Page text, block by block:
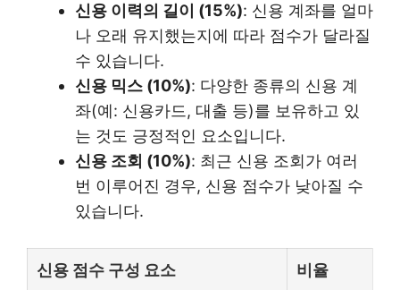
신용 이력의 길이 (15%): 신용 계좌를 얼마
나 오래 유지했는지에 따라 점수가 달라질
수 있습니다.
신용 믹스 (10%): 다양한 종류의 신용 계
좌(예: 신용카드, 대출 등)를 보유하고 있
는 것도 긍정적인 요소입니다.
신용 조회 (10%): 최근 신용 조회가 여러
번 이루어진 경우, 신용 점수가 낮아질 수
있습니다.
신용 점수 구성 요소 비율